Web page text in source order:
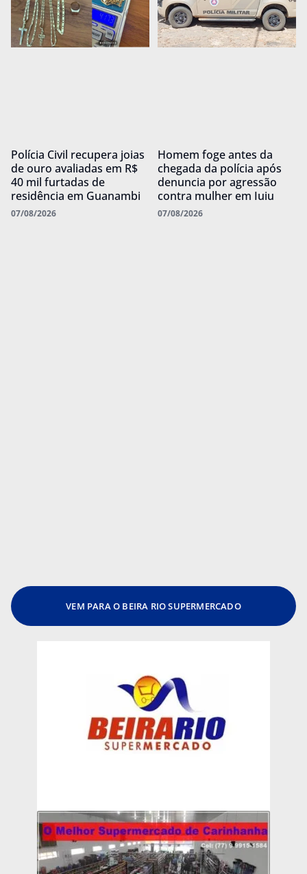
Polícia Civil recupera joias
de ouro avaliadas em R$
40 mil furtadas de
residência em Guanambi
07/08/2026
Homem foge antes da
chegada da polícia após
denuncia por agressão
contra mulher em Iuiu
07/08/2026
VEM PARA O BEIRA RIO SUPERMERCADO